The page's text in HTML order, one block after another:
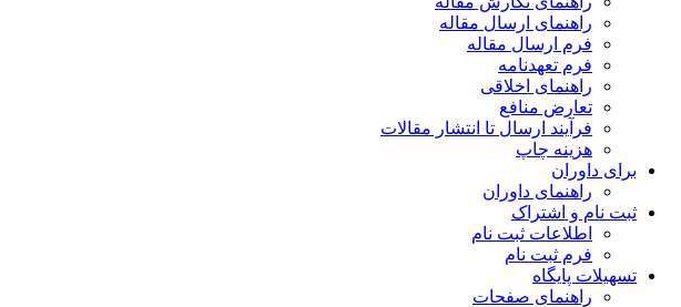
راهنمای ارسال مقاله
فرم ارسال مقاله
فرم تعهدنامه
راهنمای اخلاقی
تعارض منافع
فرآیند ارسال تا انتشار مقالات
هزینه چاپ
برای داوران
راهنمای داوران
ثبت نام و اشتراک
اطلاعات ثبت نام
فرم ثبت نام
تسهیلات پایگاه
راهنمای صفحات